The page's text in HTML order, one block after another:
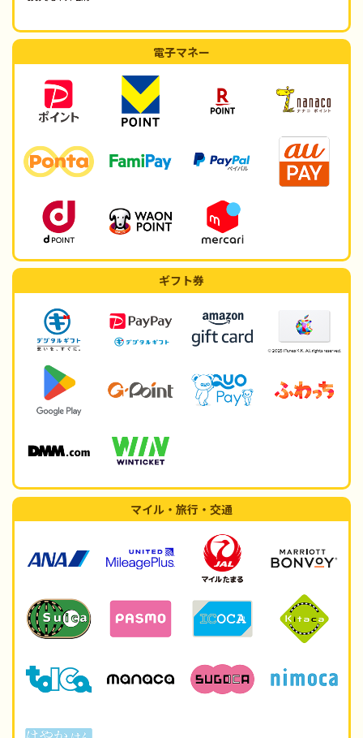
電子マネー
ギフト券
マイル・旅行・交通